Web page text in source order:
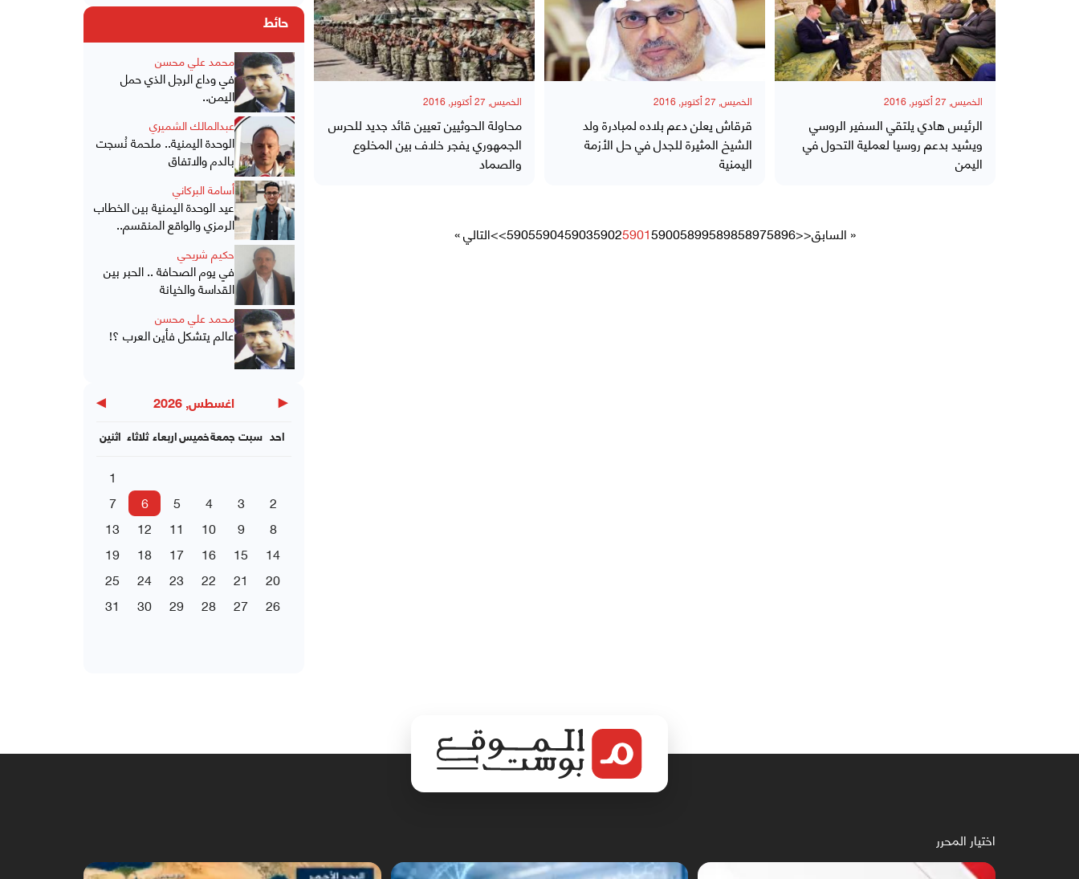
الخميس, 27 أكتوبر, 2016
الرئيس هادي يلتقي السفير الروسي
ويشيد بدعم روسيا لعملية التحول في
اليمن
الخميس, 27 أكتوبر, 2016
قرقاش يعلن دعم بلاده لمبادرة ولد
الشيخ المثيرة للجدل في حل الأزمة
اليمنية
الخميس, 27 أكتوبر, 2016
محاولة الحوثيين تعيين قائد جديد للحرس
الجمهوري يفجر خلاف بين المخلوع
والصماد
« السابق<<
5896
5897
5898
5899
5900
5901
5902
5903
5904
5905
>>التالي »
حائط
محمد علي محسن
في وداع الرجل الذي حمل
اليمن..
عبدالمالك الشميري
الوحدة اليمنية.. ملحمة نُسجت
بالدم والاتفاق
أسامة البركاني
عيد الوحدة اليمنية بين الخطاب
الرمزي والواقع المنقسم..
حكيم شريحي
في يوم الصحافة .. الحبر بين
القداسة والخيانة
محمد علي محسن
عالم يتشكل فأين العرب ؟!
◀ اغسطس, 2026 ▶
اثنين ثلاثاء اربعاءخميسجمعة سبت احد
1
2
3
4
5
6
7
8
9
10
11
12
13
14
15
16
17
18
19
20
21
22
23
24
25
26
27
28
29
30
31
اختيار المحرر